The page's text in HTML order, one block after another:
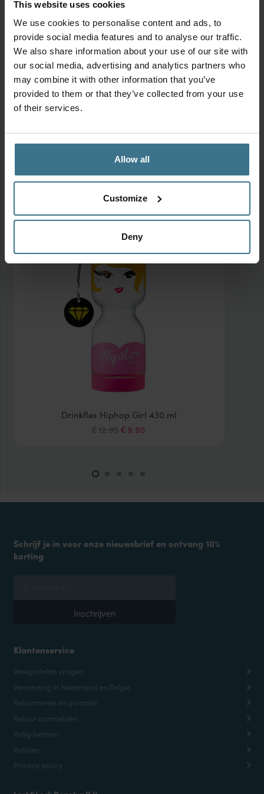
This website uses cookies
We use cookies to personalise content and ads, to
provide social media features and to analyse our traffic.
We also share information about your use of our site with
our social media, advertising and analytics partners who
may combine it with other information that you’ve
provided to them or that they’ve collected from your use
of their services.
Allow all
Customize
Deny
Meer van deze collectie
Drinkfles Hiphop Girl 430 ml
€12.95Oorspronkelijke
€ 9.95
Klantenservice
Veelgestelde vragen
Verzending in Nederland en België
Retourneren en garantie
Retour aanmelden
Veilig betalen
Retailer
Privacy policy
Schrijf je in voor onze nieuwsbrief en ontvang 10%
korting